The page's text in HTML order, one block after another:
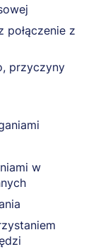
połączenie z
przyczyny
w